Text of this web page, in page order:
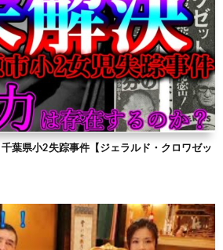
千葉県小2失踪事件【ジェラルド・クロワゼッ